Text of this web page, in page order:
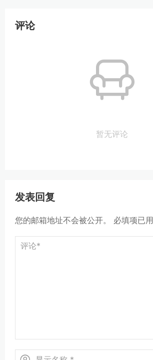
评论
暂无评论
发表回复
您的邮箱地址不会被公开。 必填项已用